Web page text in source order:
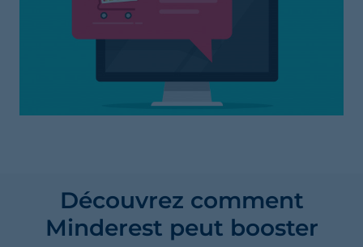
Découvrez comment
Minderest peut booster